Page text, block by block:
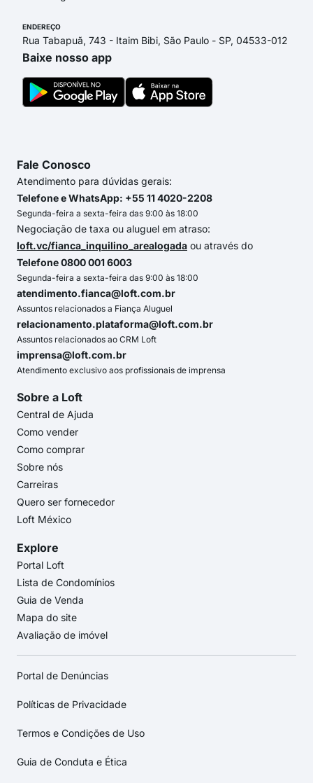
ENDEREÇO
Rua Tabapuã, 743 - Itaim Bibi, São Paulo - SP, 04533-012
Baixe nosso app
Fale Conosco
Atendimento para dúvidas gerais:
Telefone e WhatsApp: +55 11 4020-2208
Segunda-feira a sexta-feira das 9:00 às 18:00
Negociação de taxa ou aluguel em atraso:
loft.vc/fianca_inquilino_arealogada ou através do
Telefone 0800 001 6003
Segunda-feira a sexta-feira das 9:00 às 18:00
atendimento.fianca@loft.com.br
Assuntos relacionados a Fiança Aluguel
relacionamento.plataforma@loft.com.br
Assuntos relacionados ao CRM Loft
imprensa@loft.com.br
Atendimento exclusivo aos profissionais de imprensa
Sobre a Loft
Central de Ajuda
Como vender
Como comprar
Sobre nós
Carreiras
Quero ser fornecedor
Loft México
Explore
Portal Loft
Lista de Condomínios
Guia de Venda
Mapa do site
Avaliação de imóvel
Portal de Denúncias
Políticas de Privacidade
Termos e Condições de Uso
Guia de Conduta e Ética